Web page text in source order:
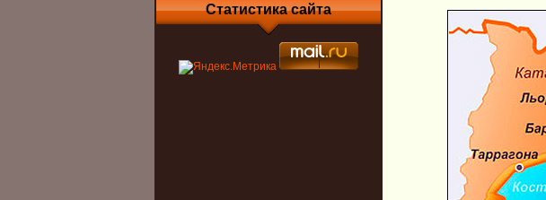
Статистика сайта